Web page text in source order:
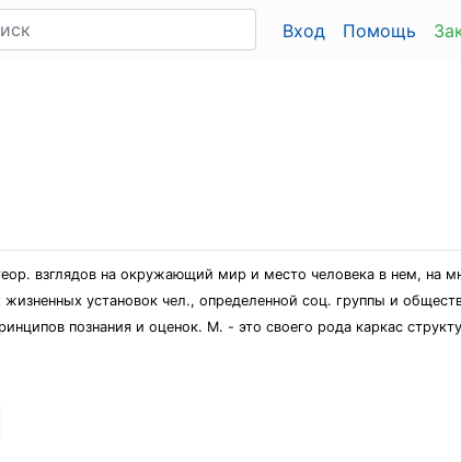
Вход Помощь
взглядов на окружающий мир и место человека в нем, на
установок чел., определенной соц. группы и
познания и оценок. М. - это своего рода каркас